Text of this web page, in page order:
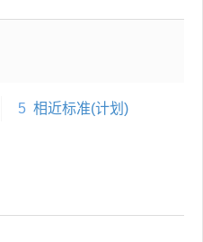
5 相近标准(计划)